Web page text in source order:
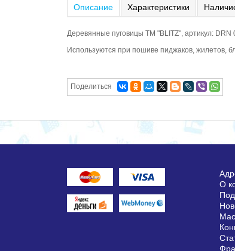
Описание Характеристики
Деревянные пуговицы ТМ "BLITZ", артикул:
Используются при пошиве пиджаков, жилетов,
Поделиться
О